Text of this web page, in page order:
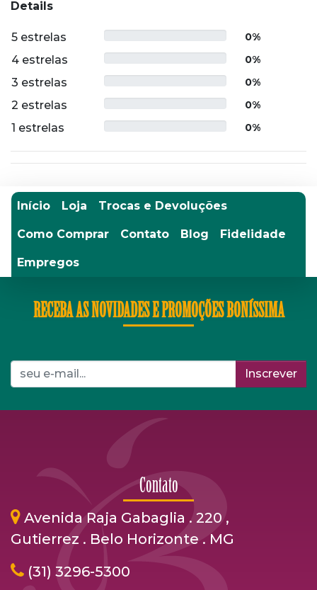
Details
5 estrelas 0%
4 estrelas 0%
3 estrelas 0%
2 estrelas 0%
1 estrelas 0%
Início Loja Trocas e Devoluções
Como Comprar Contato Blog Fidelidade
Empregos
RECEBA AS NOVIDADES E PROMOÇÕES BONÍSSIMA
Inscrever
Contato
Avenida Raja Gabaglia . 220 ,
Gutierrez . Belo Horizonte . MG
(31) 3296-5300